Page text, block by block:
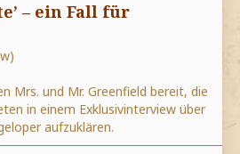
– ein Fall für
Mrs. und Mr. Greenfield bereit, die
in einem Exklusivinterview über
aufzuklären.